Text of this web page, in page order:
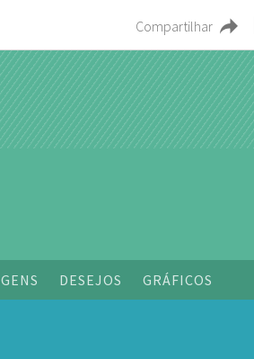
Compartilhar
DESEJOS GRÁFICOS